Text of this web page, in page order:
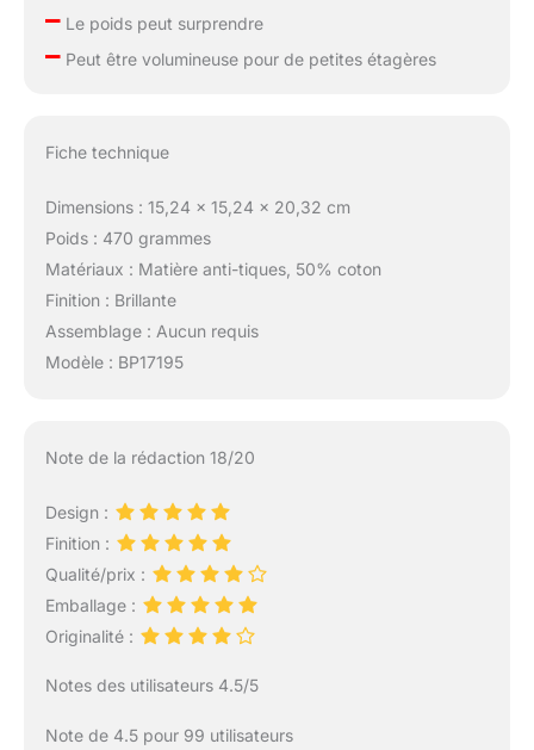
–Le poids peut surprendre
–Peut être volumineuse pour de petites étagères
Fiche technique
Dimensions : 15,24 x 15,24 x 20,32 cm
Poids : 470 grammes
Matériaux : Matière anti-tiques, 50% coton
Finition : Brillante
Assemblage : Aucun requis
Modèle : BP17195
Note de la rédaction 18/20
Design :
Finition :
Qualité/prix :
Emballage :
Originalité :
Notes des utilisateurs 4.5/5
Note de 4.5 pour 99 utilisateurs